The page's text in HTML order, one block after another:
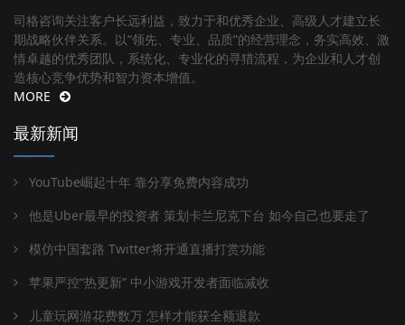
司格咨询关注客户长远利益，致力于和优秀企业、高级人才建立长
期战略伙伴关系。以“领先、专业、品质”的经营理念，务实高效、激
情卓越的优秀团队，系统化、专业化的寻猎流程，为企业和人才创
造核心竞争优势和智力资本增值。
MORE
最新新闻
YouTube崛起十年 靠分享免费内容成功
他是Uber最早的投资者 策划卡兰尼克下台 如今自己也要走了
模仿中国套路 Twitter将开通直播打赏功能
苹果严控“热更新” 中小游戏开发者面临减收
儿童玩网游花费数万 怎样才能获全额退款